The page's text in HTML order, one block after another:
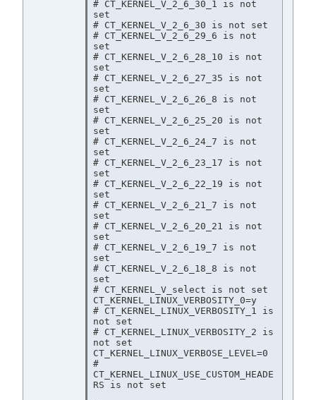
# CT_KERNEL_V_2_6_30_1 is not
set
# CT_KERNEL_V_2_6_30 is not set
# CT_KERNEL_V_2_6_29_6 is not
set
# CT_KERNEL_V_2_6_28_10 is not
set
# CT_KERNEL_V_2_6_27_35 is not
set
# CT_KERNEL_V_2_6_26_8 is not
set
# CT_KERNEL_V_2_6_25_20 is not
set
# CT_KERNEL_V_2_6_24_7 is not
set
# CT_KERNEL_V_2_6_23_17 is not
set
# CT_KERNEL_V_2_6_22_19 is not
set
# CT_KERNEL_V_2_6_21_7 is not
set
# CT_KERNEL_V_2_6_20_21 is not
set
# CT_KERNEL_V_2_6_19_7 is not
set
# CT_KERNEL_V_2_6_18_8 is not
set
# CT_KERNEL_V_select is not set
CT_KERNEL_LINUX_VERBOSITY_0=y
# CT_KERNEL_LINUX_VERBOSITY_1 is
not set
# CT_KERNEL_LINUX_VERBOSITY_2 is
not set
CT_KERNEL_LINUX_VERBOSE_LEVEL=0
#
CT_KERNEL_LINUX_USE_CUSTOM_HEADE
RS is not set